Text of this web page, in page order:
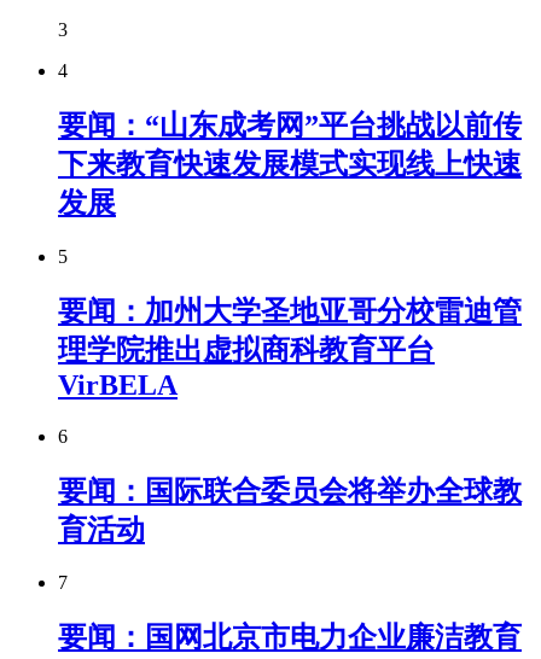
3
4
要闻：“山东成考网”平台挑战以前传
下来教育快速发展模式实现线上快速
发展
5
要闻：加州大学圣地亚哥分校雷迪管
理学院推出虚拟商科教育平台
VirBELA
6
要闻：国际联合委员会将举办全球教
育活动
7
要闻：国网北京市电力企业廉洁教育